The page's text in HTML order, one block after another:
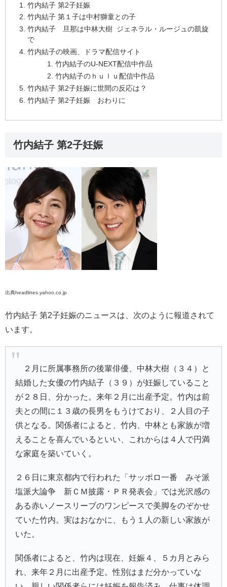
竹内結子 第2子妊娠
竹内結子 第１子は中村獅童との子
竹内結子 旦那は中林大樹 ジェネラル・ルージュの凱旋
で
竹内結子の映画、ドラマ配信サイト
竹内結子のU-NEXT配信中作品
竹内結子のｈｕｌｕ配信中作品
竹内結子 第2子妊娠に世間の反応は？
竹内結子 第2子妊娠 おわりに
竹内結子 第2子妊娠
出典headlines.yahoo.co.jp
竹内結子 第2子妊娠のニュースは、次のように報道されて
います。
２月に所属事務所の後輩俳優、中林大樹（３４）と
結婚した女優の竹内結子（３９）が妊娠していること
が２８日、分かった。来年２月に出産予定。竹内は前
夫との間に１３歳の長男をもうけており、２人目の子
供となる。関係者によると、竹内、中林とも家族が増
えることを喜んでいるといい、これからは４人で円満
な家庭を築いていく。
２６日に東京都内で行われた「サッポロ一番 みそ派
塩派大論争 新ＣＭ披露・ＰＲ発表会」では光沢感の
ある赤いノースリーブのワンピースで美脚をのぞかせ
ていた竹内。実はおなかに、もう１人の新しい家族が
いた。
関係者によると、竹内は現在、妊娠４、５カ月とみら
れ、来年２月に出産予定。性別はまだ分かっていな